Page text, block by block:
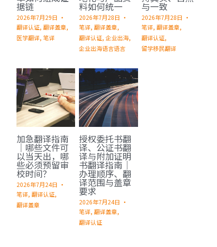
据链
2026年7月29日 ·
翻译认证, 翻译盖章,
医学翻译, 笔译
料如何统一
2026年7月28日 ·
笔译, 翻译盖章,
翻译认证, 企业出海,
企业出海语言语言
与一致
2026年7月28日 ·
笔译, 翻译盖章,
翻译认证,
留学移民翻译
加急翻译指南
｜哪些文件可
以当天出，哪
些必须预留审
校时间？
2026年7月24日 ·
笔译, 翻译认证,
翻译盖章
授权委托书翻
译、公证书翻
译与附加证明
书翻译指南｜
办理顺序、翻
译范围与盖章
要求
2026年7月24日 ·
笔译, 翻译盖章,
翻译认证